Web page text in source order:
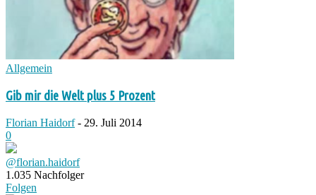
Allgemein
Gib mir die Welt plus 5 Prozent
Florian Haidorf - 29. Juli 2014
0
@florian.haidorf
1.035 Nachfolger
Folgen